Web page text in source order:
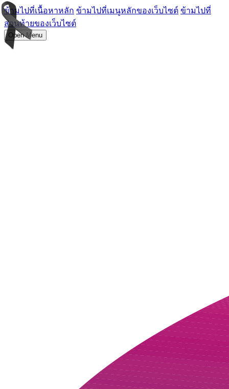
ข้ามไปที่เนื้อหาหลัก ข้ามไปที่เมนูหลักของเว็บไซต์ ข้ามไปที่
ส่วนท้ายของเว็บไซต์
Open Menu